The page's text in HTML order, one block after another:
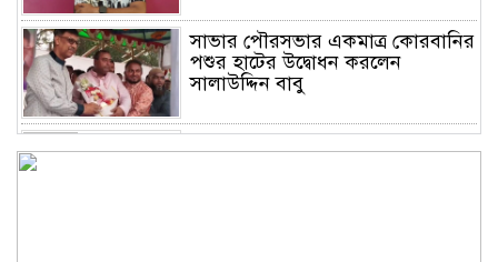
সাভার পৌরসভার একমাত্র কোরবানির
পশুর হাটের উদ্বোধন করলেন
সালাউদ্দিন বাবু